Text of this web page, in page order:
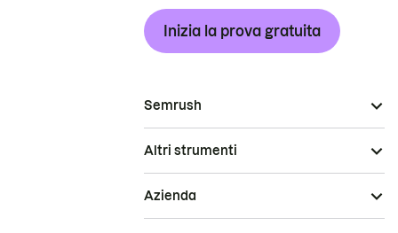
Inizia la prova gratuita
Semrush
Altri strumenti
Azienda